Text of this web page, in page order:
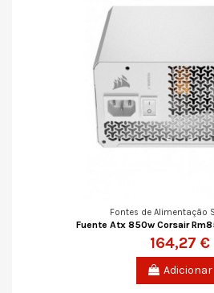
Fontes de Alimentação
Fuente Atx 850w Corsair
164,27 €
Adicionar